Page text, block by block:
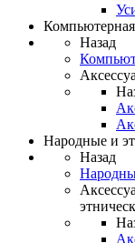
Назад
Народные и
Назад